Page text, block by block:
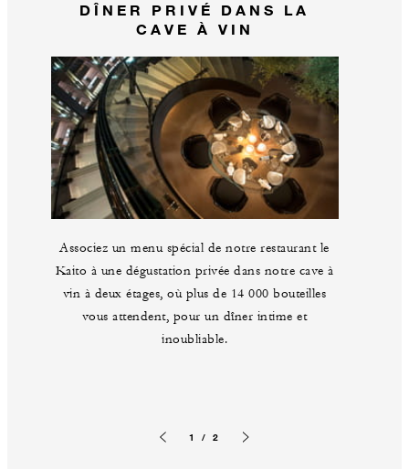
DÎNER PRIVÉ DANS LA
CAVE À VIN
Associez un menu spécial de notre restaurant le
Kaito à une dégustation privée dans notre cave à
vin à deux étages, où plus de 14 000 bouteilles
vous attendent, pour un dîner intime et
inoubliable.
1 / 2